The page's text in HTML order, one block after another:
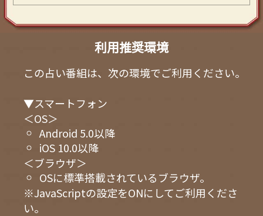
利用推奨環境
この占い番組は、次の環境でご利用ください。
▼スマートフォン
＜OS＞
Android 5.0以降
iOS 10.0以降
＜ブラウザ＞
OSに標準搭載されているブラウザ。
※JavaScriptの設定をONにしてご利用くださ
い。